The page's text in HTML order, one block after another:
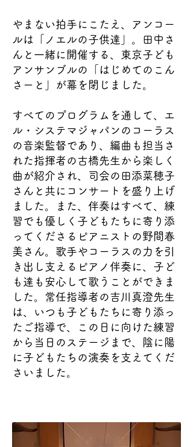
やまない拍手にこたえ、アンコー
ルは「ノエルの子供達」。田中さ
んと一緒に開催する、東京子ども
アンサンブルの「はじめてのこん
さーと」が幕を閉じました。
すべてのプログラムを通して、エ
ル・システマジャパンのコーラス
の音楽監督であり、編曲も担当さ
れた指揮者の古橋先生から楽しく
曲が紹介され、司会の田添菜穂子
さんと共にコンサートを盛り上げ
ました。また、伴奏はすべて、練
習でも優しく子どもたちに寄り添
ってくださるピアニストの野間春
美さん。歌手やコーラスの力を引
き出し支えるピアノ伴奏に、子ど
も達も安心して歌うことができま
した。常任指導者の吉川真澄先生
は、いつも子どもたちに寄り添っ
たご指導で、この日に向けた練習
から当日のステージまで、陰に陽
に子どもたちの演奏を支えてくだ
さいました。